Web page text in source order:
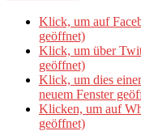
Klick, um auf
geöffnet)
Klick, um über
geöffnet)
Klick, um dies
neuem Fenster
Klicken, um auf
geöffnet)